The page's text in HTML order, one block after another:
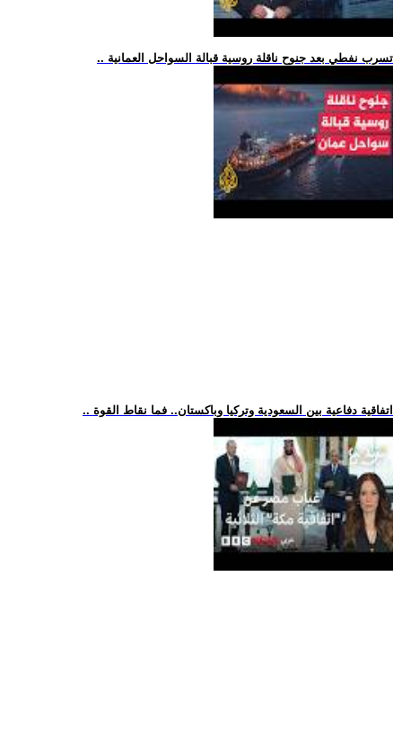
.. تسرب نفطي بعد جنوح ناقلة روسية قبالة السواحل العمانية
.. اتفاقية دفاعية بين السعودية وتركيا وباكستان.. فما نقاط القوة